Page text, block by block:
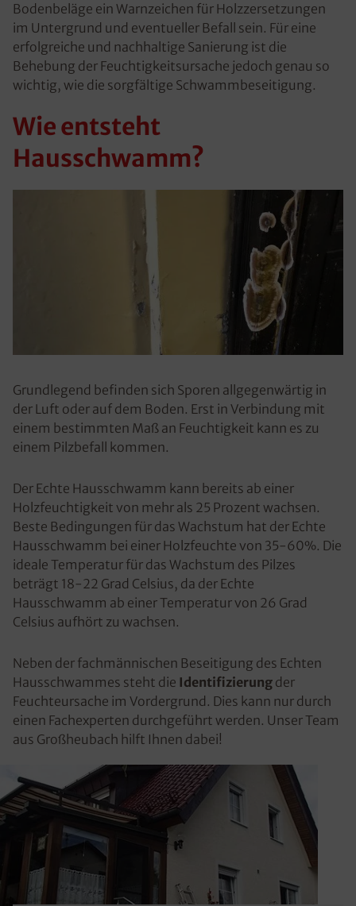
Bodenbeläge ein Warnzeichen für Holzzersetzungen
im Untergrund und eventueller Befall sein. Für eine
erfolgreiche und nachhaltige Sanierung ist die
Behebung der Feuchtigkeitsursache jedoch genau so
wichtig, wie die sorgfältige Schwammbeseitigung.
Wie entsteht
Hausschwamm?
Grundlegend befinden sich Sporen allgegenwärtig in
der Luft oder auf dem Boden. Erst in Verbindung mit
einem bestimmten Maß an Feuchtigkeit kann es zu
einem Pilzbefall kommen.
Der Echte Hausschwamm kann bereits ab einer
Holzfeuchtigkeit von mehr als 25 Prozent wachsen.
Beste Bedingungen für das Wachstum hat der Echte
Hausschwamm bei einer Holzfeuchte von 35-60%. Die
ideale Temperatur für das Wachstum des Pilzes
beträgt 18-22 Grad Celsius, da der Echte
Hausschwamm ab einer Temperatur von 26 Grad
Celsius aufhört zu wachsen.
Neben der fachmännischen Beseitigung des Echten
Hausschwammes steht die Identifizierung der
Feuchteursache im Vordergrund. Dies kann nur durch
einen Fachexperten durchgeführt werden. Unser Team
aus Großheubach hilft Ihnen dabei!